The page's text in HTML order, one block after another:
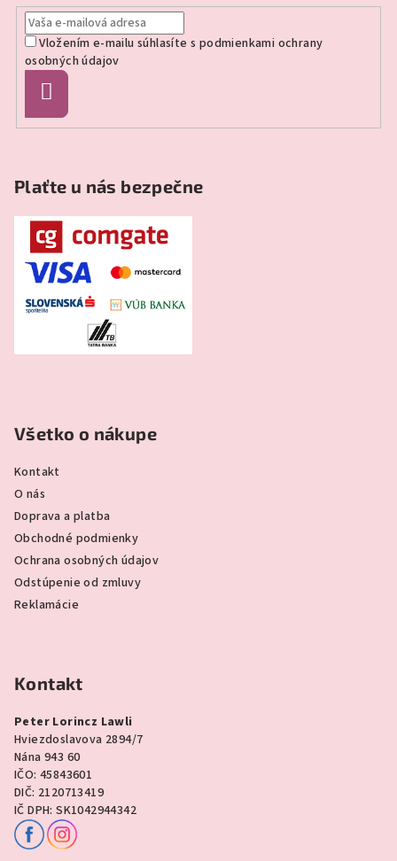
Vložením e-mailu súhlasíte s podmienkami ochrany
osobných údajov
Plaťte u nás bezpečne
Všetko o nákupe
Kontakt
O nás
Doprava a platba
Obchodné podmienky
Ochrana osobných údajov
Odstúpenie od zmluvy
Reklamácie
Kontakt
Peter Lorincz Lawli
Hviezdoslavova 2894/7
Nána 943 60
IČO: 45843601
DIČ: 2120713419
IČ DPH: SK1042944342